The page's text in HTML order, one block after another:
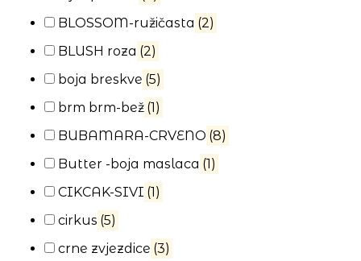
BLOSSOM-ružičasta (2)
BLUSH roza (2)
boja breskve (5)
brm brm-bež (1)
BUBAMARA-CRVENO (8)
Butter -boja maslaca (1)
CIKCAK-SIVI (1)
cirkus (5)
crne zvjezdice (3)